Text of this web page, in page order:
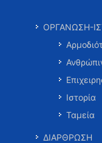
ΟΡΓΑΝΩΣΗ-
Ιστορία
Ταμεία
ΔΙΑΡΘΡΩΣΗ